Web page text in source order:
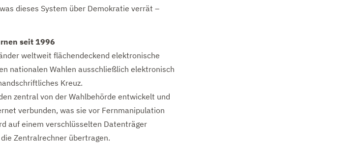
dieses System über Demokratie verrät –
seit 1996
weltweit flächendeckend elektronische
nationalen Wahlen ausschließlich elektronisch
Kreuz.
zentral von der Wahlbehörde entwickelt und
verbunden, was sie vor Fernmanipulation
auf einem verschlüsselten Datenträger
Zentralrechner übertragen.